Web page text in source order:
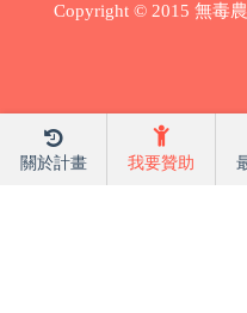
關於計畫 我要贊助
Copyright © 2015 無毒農